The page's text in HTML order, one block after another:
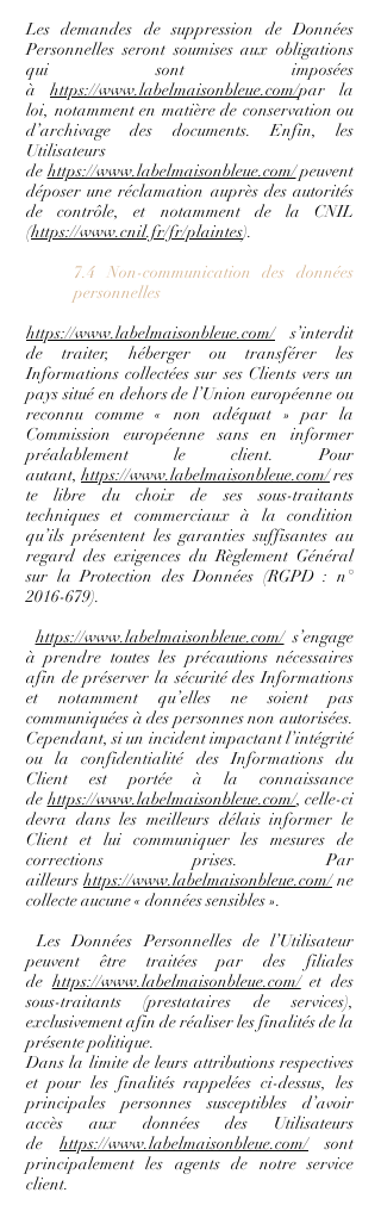
Les demandes de suppression de Données
Personnelles seront soumises aux obligations
qui sont imposées
à https://www.labelmaisonbleue.com/par la
loi, notamment en matière de conservation ou
d’archivage des documents. Enfin, les
Utilisateurs
de https://www.labelmaisonbleue.com/peuvent
déposer une réclamation auprès des autorités
de contrôle, et notamment de la CNIL
(https://www.cnil.fr/fr/plaintes).
7.4 Non-communication des données
personnelles
https://www.labelmaisonbleue.com/s’interdit
de traiter, héberger ou transférer les
Informations collectées sur ses Clients vers un
pays situé en dehors de l’Union européenne ou
reconnu comme « non adéquat » par la
Commission européenne sans en informer
préalablement le client. Pour
autant, https://www.labelmaisonbleue.com/res
te libre du choix de ses sous-traitants
techniques et commerciaux à la condition
qu’ils présentent les garanties suffisantes au
regard des exigences du Règlement Général
sur la Protection des Données (RGPD : n°
2016-679).
https://www.labelmaisonbleue.com/s’engage
à prendre toutes les précautions nécessaires
afin de préserver la sécurité des Informations
et notamment qu’elles ne soient pas
communiquées à des personnes non autorisées.
Cependant, si un incident impactant l’intégrité
ou la confidentialité des Informations du
Client est portée à la connaissance
de https://www.labelmaisonbleue.com/, celle-ci
devra dans les meilleurs délais informer le
Client et lui communiquer les mesures de
corrections prises. Par
ailleurs https://www.labelmaisonbleue.com/ne
collecte aucune « données sensibles ».
Les Données Personnelles de l’Utilisateur
peuvent être traitées par des filiales
de https://www.labelmaisonbleue.com/et des
sous-traitants (prestataires de services),
exclusivement afin de réaliser les finalités de la
présente politique.
Dans la limite de leurs attributions respectives
et pour les finalités rappelées ci-dessus, les
principales personnes susceptibles d’avoir
accès aux données des Utilisateurs
de https://www.labelmaisonbleue.com/sont
principalement les agents de notre service
client.